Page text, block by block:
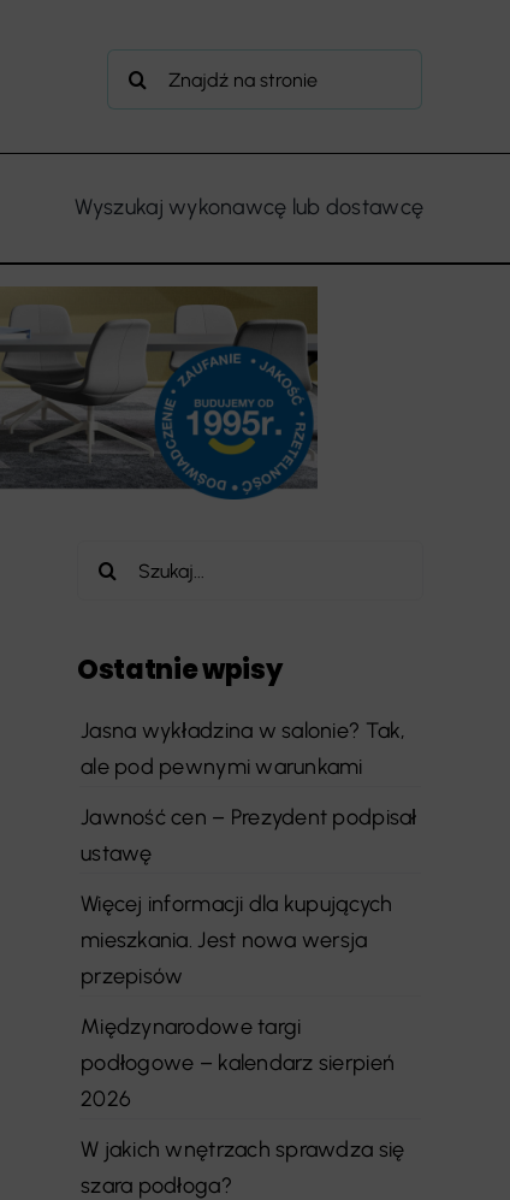
Szukaj
Wyszukaj wykonawcę lub dostawcę
Szukaj
Ostatnie wpisy
Jasna wykładzina w salonie? Tak,
ale pod pewnymi warunkami
Jawność cen – Prezydent podpisał
ustawę
Więcej informacji dla kupujących
mieszkania. Jest nowa wersja
przepisów
Międzynarodowe targi
podłogowe – kalendarz sierpień
2026
W jakich wnętrzach sprawdza się
szara podłoga?